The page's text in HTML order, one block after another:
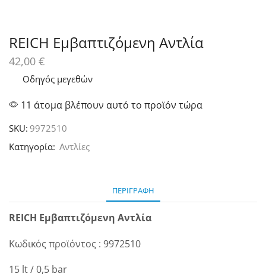
REICH Εμβαπτιζόμενη Αντλία
42,00 €
Οδηγός μεγεθών
11 άτομα βλέπουν αυτό το προϊόν τώρα
SKU: 9972510
Κατηγορία: Αντλίες
ΠΕΡΙΓΡΑΦΉ
REICH Εμβαπτιζόμενη Αντλία
Κωδικός προϊόντος : 9972510
15 lt / 0,5 bar